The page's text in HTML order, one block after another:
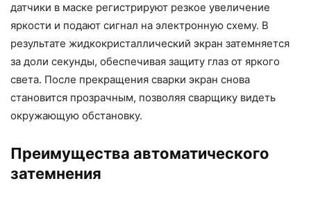
датчики в маске регистрируют резкое увеличение
яркости и подают сигнал на электронную схему. В
результате жидкокристаллический экран затемняется
за доли секунды, обеспечивая защиту глаз от яркого
света. После прекращения сварки экран снова
становится прозрачным, позволяя сварщику видеть
окружающую обстановку.
Преимущества автоматического
затемнения